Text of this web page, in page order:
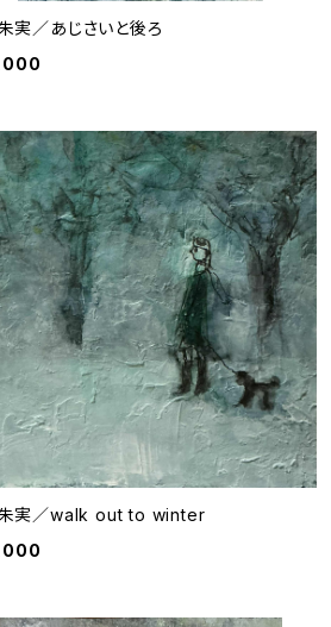
実／あじさいと後ろ
実／walk out to winter